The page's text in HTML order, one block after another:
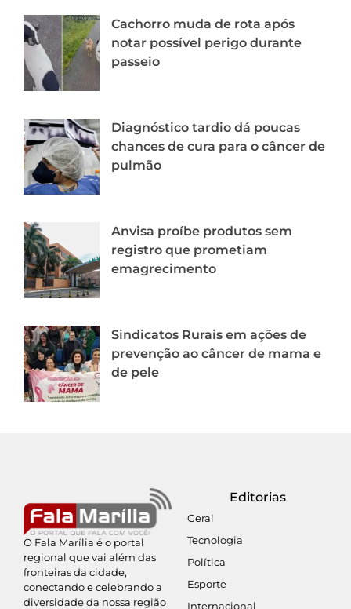
Cachorro muda de rota após
notar possível perigo durante
passeio
Diagnóstico tardio dá poucas
chances de cura para o câncer de
pulmão
Anvisa proíbe produtos sem
registro que prometiam
emagrecimento
Sindicatos Rurais em ações de
prevenção ao câncer de mama e
de pele
O Fala Marília é o portal
regional que vai além das
fronteiras da cidade,
conectando e celebrando a
diversidade da nossa região
Editorias
Geral
Tecnologia
Política
Esporte
Internacional